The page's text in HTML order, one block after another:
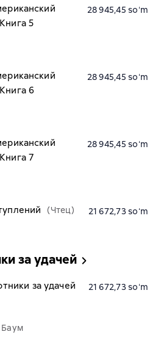
5
28 945,45 soʻm
6
28 945,45 soʻm
7
28 945,45 soʻm
(Чтец)
21 672,73 soʻm
за удачей
за удачей
21 672,73 soʻm